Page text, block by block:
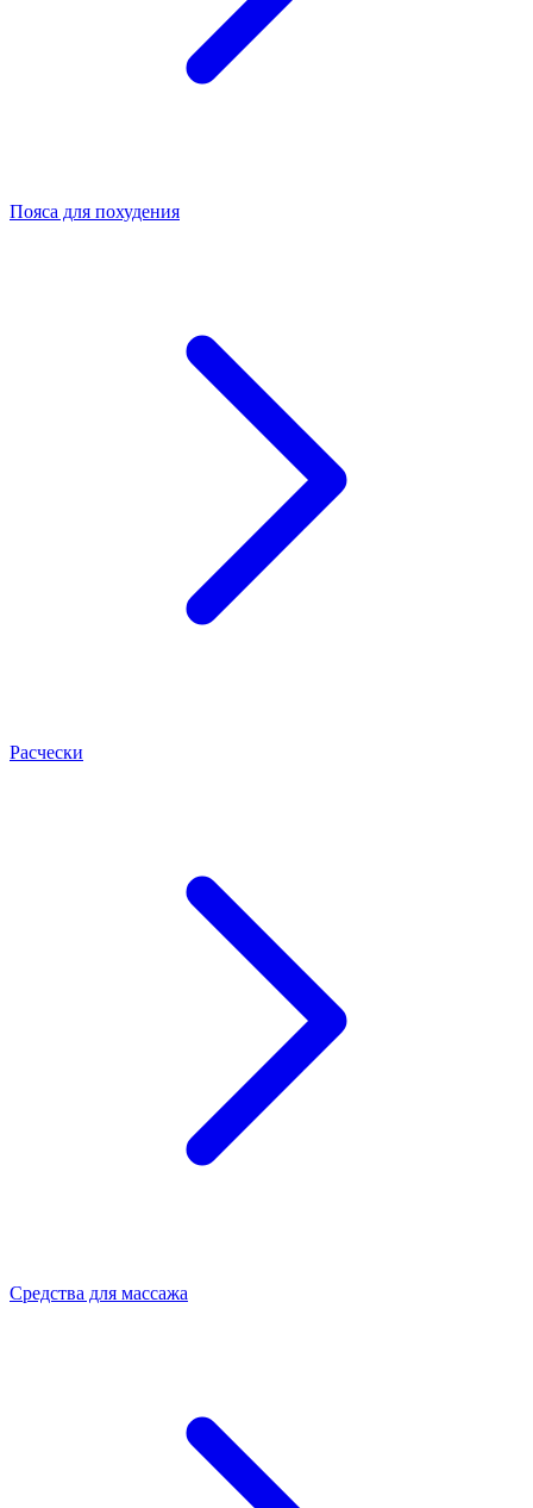
Пояса для похудения
Расчески
Средства для массажа